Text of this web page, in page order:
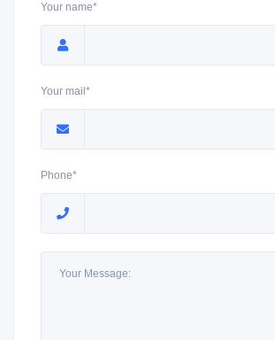
Your name*
Your mail*
Phone*